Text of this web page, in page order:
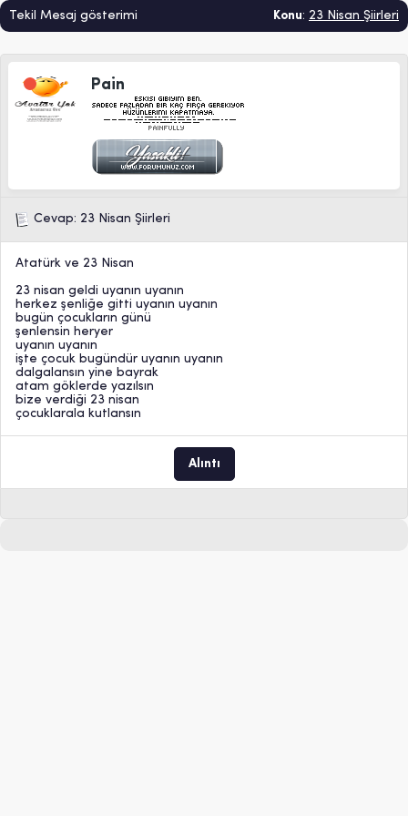
Konu: 23 Nisan Şiirleri
Tekil Mesaj gösterimi
Pain
Cevap: 23 Nisan Şiirleri
Atatürk ve 23 Nisan
23 nisan geldi uyanın uyanın
herkez şenliğe gitti uyanın uyanın
bugün çocukların günü
şenlensin heryer
uyanın uyanın
işte çocuk bugündür uyanın uyanın
dalgalansın yine bayrak
atam göklerde yazılsın
bize verdiği 23 nisan
çocuklarala kutlansın
Alıntı